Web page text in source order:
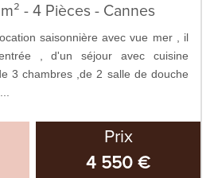
- 4 Pièces - Cannes
saisonnière avec vue mer , il
, d'un séjour avec cuisine
3 chambres ,de 2 salle de douche
Prix
4 550 €